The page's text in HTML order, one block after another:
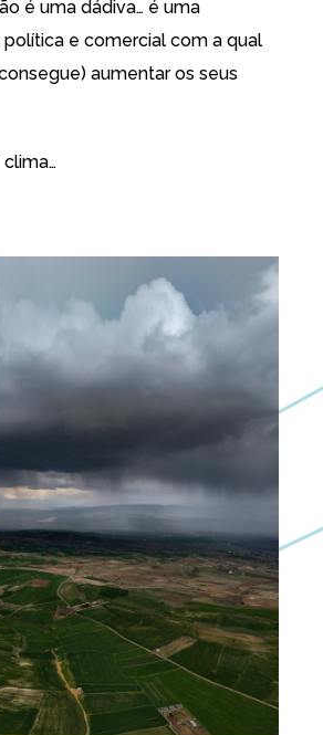
é uma dádiva… é uma
e comercial com a qual
aumentar os seus
clima…